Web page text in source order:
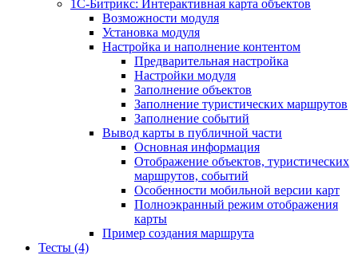
1С-Битрикс: Интерактивная карта объектов
Возможности модуля
Установка модуля
Настройка и наполнение контентом
Предварительная настройка
Настройки модуля
Заполнение объектов
Заполнение туристических маршрутов
Заполнение событий
Вывод карты в публичной части
Основная информация
Отображение объектов, туристических
маршрутов, событий
Особенности мобильной версии карт
Полноэкранный режим отображения
карты
Пример создания маршрута
Тесты (4)